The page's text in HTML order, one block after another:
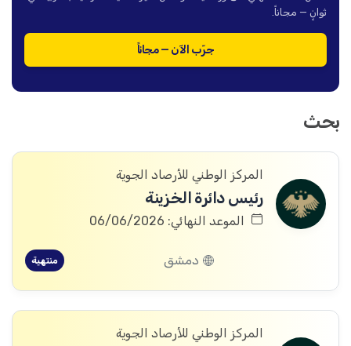
ثوانٍ — مجاناً.
جرّب الآن — مجاناً
بحث
المركز الوطني للأرصاد الجوية
رئيس دائرة الخزينة
الموعد النهائي: 06/06/2026
دمشق منتهية
المركز الوطني للأرصاد الجوية